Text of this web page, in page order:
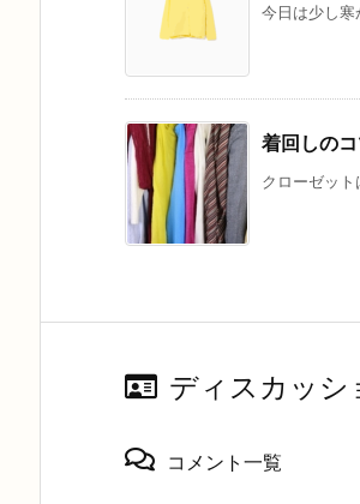
今日は少し
着回しの
クローゼッ
ディスカッシ
コメント一覧